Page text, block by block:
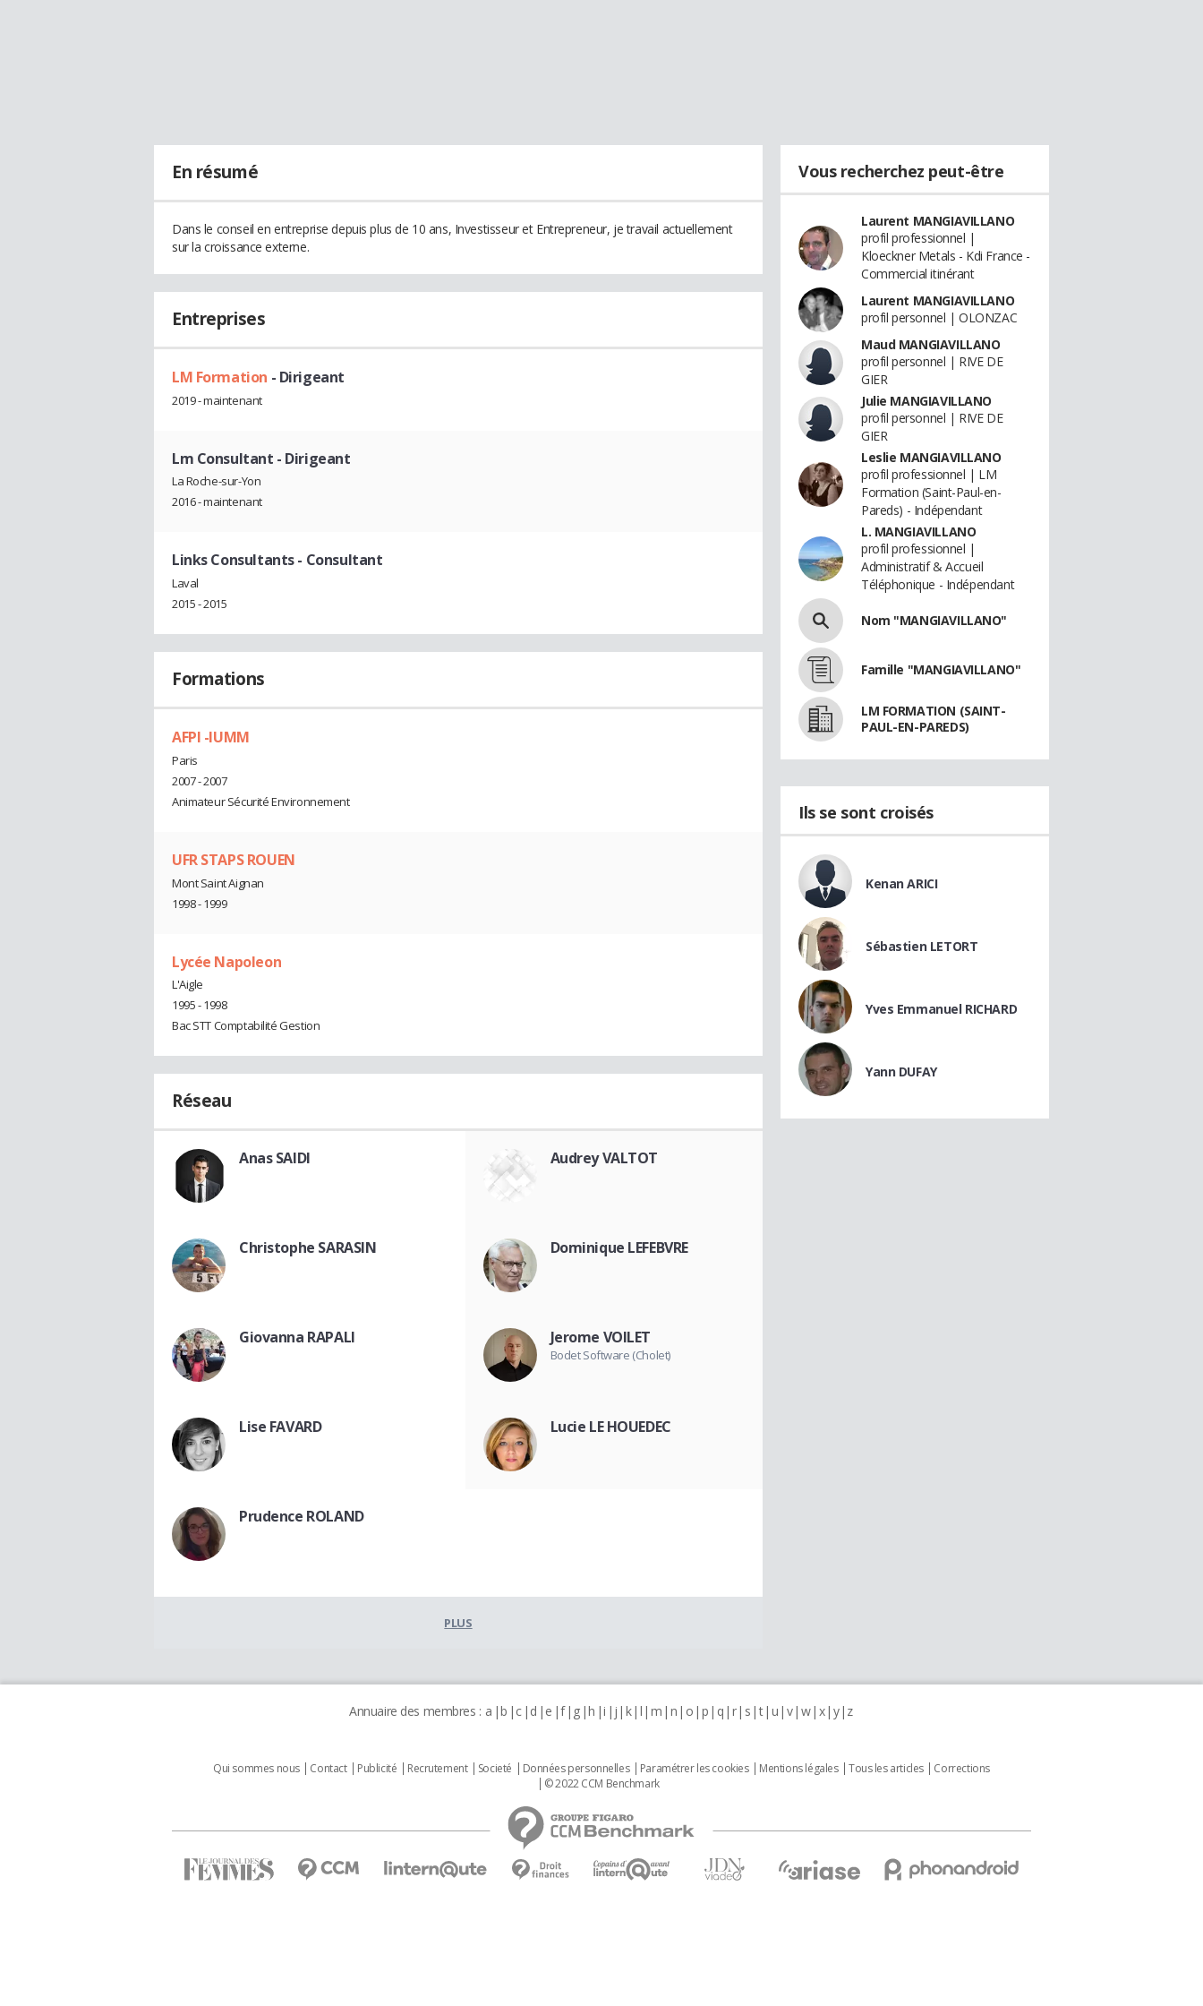
En résumé
Dans le conseil en entreprise depuis plus de 10 ans, Investisseur et Entrepreneur, je travail actuellement
sur la croissance externe.
Entreprises
LM Formation - Dirigeant
2019 - maintenant
Lm Consultant - Dirigeant
La Roche-sur-Yon
2016 - maintenant
Links Consultants- Consultant
Laval
2015 - 2015
Formations
AFPI -IUMM
Paris
2007 - 2007
Animateur Sécurité Environnement
UFR STAPS ROUEN
Mont Saint Aignan
1998 - 1999
Lycée Napoleon
L'Aigle
1995 - 1998
Bac STT Comptabilité Gestion
Réseau
Anas SAIDI Audrey VALTOT
Christophe SARASIN Dominique LEFEBVRE
Giovanna RAPALI Jerome VOILET
Bodet Software (Cholet)
Lise FAVARD Lucie LE HOUEDEC
Prudence ROLAND
PLUS
Vous recherchez peut-être
Laurent MANGIAVILLANO
profil professionnel |
Kloeckner Metals - Kdi France -
Commercial itinérant
Laurent MANGIAVILLANO
profil personnel | OLONZAC
Maud MANGIAVILLANO
profil personnel | RIVE DE
GIER
Julie MANGIAVILLANO
profil personnel | RIVE DE
GIER
Leslie MANGIAVILLANO
profil professionnel | LM
Formation (Saint-Paul-en-
Pareds) - Indépendant
L. MANGIAVILLANO
profil professionnel |
Administratif & Accueil
Téléphonique - Indépendant
Nom "MANGIAVILLANO"
Famille "MANGIAVILLANO"
LM FORMATION (SAINT-
PAUL-EN-PAREDS)
Ils se sont croisés
Kenan ARICI
Sébastien LETORT
Yves Emmanuel RICHARD
Yann DUFAY
Annuaire des membres : a b c d e f g h i j k l m n o p q r s t u v w x y z
Qui sommes nous Contact Publicité Recrutement Societé Données personnelles Paramétrer les cookies Mentions légales Tous les articles
Corrections
© 2022 CCM Benchmark